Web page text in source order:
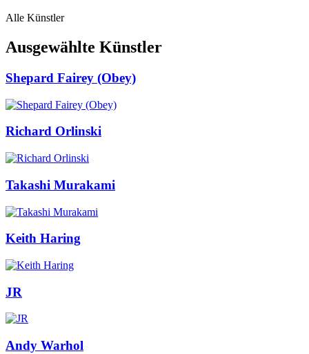
Alle Künstler
Ausgewählte Künstler
Shepard Fairey (Obey)
Richard Orlinski
Takashi Murakami
Keith Haring
JR
Andy Warhol